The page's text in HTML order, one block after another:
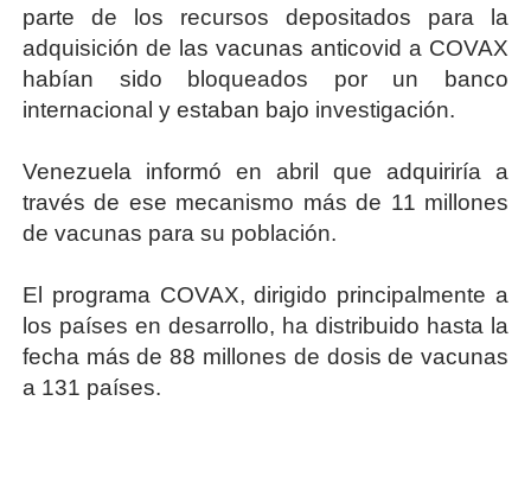
parte de los recursos depositados para la
adquisición de las vacunas anticovid a COVAX
habían sido bloqueados por un banco
internacional y estaban bajo investigación.
Venezuela informó en abril que adquiriría a
través de ese mecanismo más de 11 millones
de vacunas para su población.
El programa COVAX, dirigido principalmente a
los países en desarrollo, ha distribuido hasta la
fecha más de 88 millones de dosis de vacunas
a 131 países.